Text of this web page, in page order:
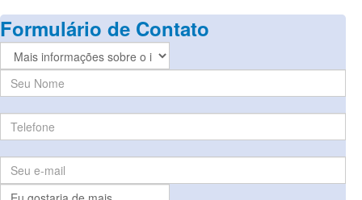
Formulário de Contato